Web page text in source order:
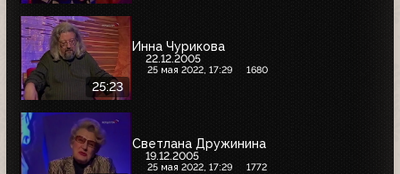
25:23
Инна Чурикова
22.12.2005
25 мая 2022, 17:29 1680
Светлана Дружинина
19.12.2005
25 мая 2022, 17:29 1772